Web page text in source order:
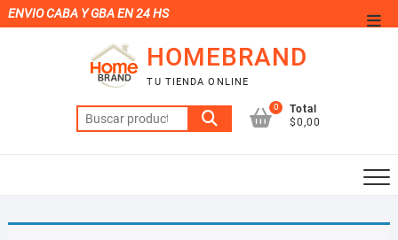
Saltar
al
ENVIO CABA Y GBA EN 24 HS
HOMEBRAND
TU TIENDA ONLINE
Buscar
por:
0
Total
$0,00